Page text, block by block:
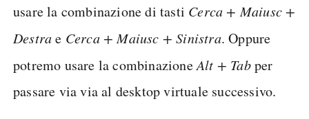
usare la combinazione di tasti Cerca + Maiusc +
Destrae Cerca + Maiusc + Sinistra. Oppure
potremo usare la combinazioneAlt + Tabper
passare via via al desktop virtuale successivo.